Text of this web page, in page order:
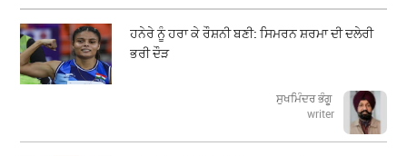
ਹਨੇਰੇ ਨੂੰ ਹਰਾ ਕੇ ਰੌਸ਼ਨੀ ਬਣੀ: ਸਿਮਰਨ ਸ਼ਰਮਾ ਦੀ ਦਲੇਰੀ
ਭਰੀ ਦੌੜ
ਸੁਖਮਿੰਦਰ ਭੰਗੂ
writer